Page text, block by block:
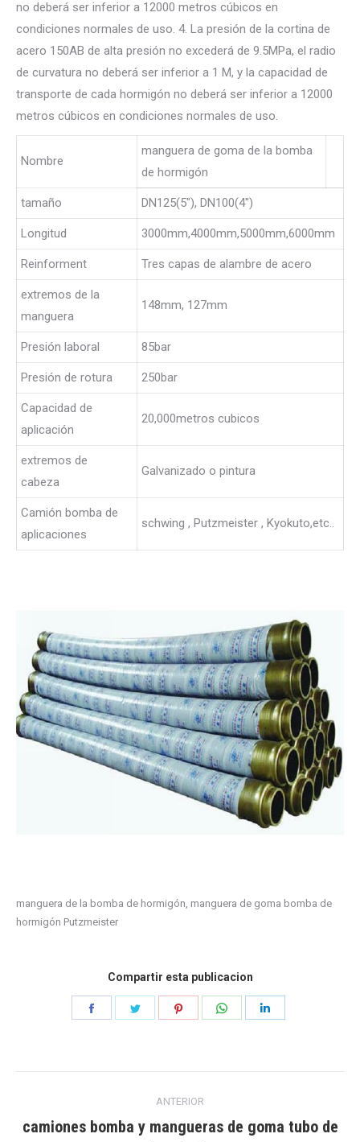
no deberá ser inferior a 12000 metros cúbicos en
condiciones normales de uso. 4. La presión de la cortina de
acero 150AB de alta presión no excederá de 9.5MPa, el radio
de curvatura no deberá ser inferior a 1 M, y la capacidad de
transporte de cada hormigón no deberá ser inferior a 12000
metros cúbicos en condiciones normales de uso.
Nombre
manguera de goma de la bomba
de hormigón
tamaño DN125(5″), DN100(4″)
Longitud 3000mm,4000mm,5000mm,6000mm
Reinforment Tres capas de alambre de acero
extremos de la
manguera
148mm, 127mm
Presión laboral 85bar
Presión de rotura 250bar
Capacidad de
aplicación
20,000metros cubicos
extremos de
cabeza
Galvanizado o pintura
Camión bomba de
aplicaciones
schwing , Putzmeister , Kyokuto,etc..
manguera de la bomba de hormigón, manguera de goma bomba de
hormigón Putzmeister
Compartir esta publicacion
Compartir Compartir Compartir Compartir
entre
ANTERIOR
Publicación
camiones bomba y mangueras de goma tubo de